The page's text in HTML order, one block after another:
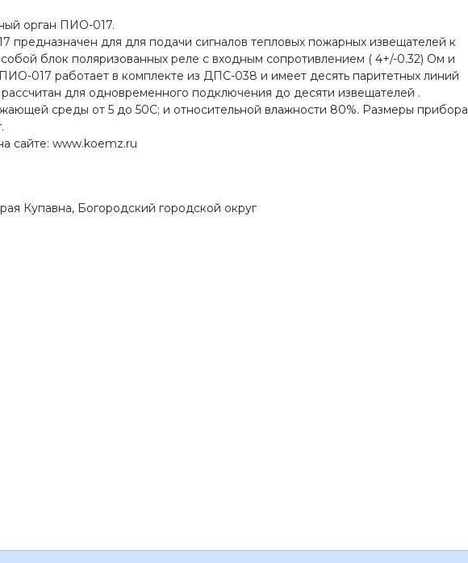
орган ПИО-017.
для для подачи сигналов тепловых пожарных извещателей к
блок поляризованных реле с входным сопротивлением ( 4+/-0.32) Ом и
017 работает в комплекте из ДПС-038 и имеет десять паритетных линий
для одновременного подключения до десяти извещателей .
среды от 5 до 50С; и относительной влажности 80%. Размеры прибора
сайте: www.koemz.ru
Купавна, Богородский городской округ